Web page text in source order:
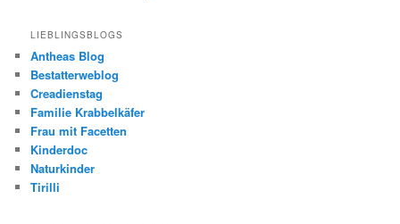
LIEBLINGSBLOGS
Antheas Blog
Bestatterweblog
Creadienstag
Familie Krabbelkäfer
Frau mit Facetten
Kinderdoc
Naturkinder
Tirilli